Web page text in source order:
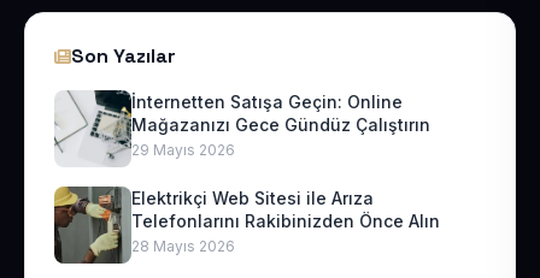
Son Yazılar
İnternetten Satışa Geçin: Online
Mağazanızı Gece Gündüz Çalıştırın
29 Mayıs 2026
Elektrikçi Web Sitesi ile Arıza
Telefonlarını Rakibinizden Önce Alın
28 Mayıs 2026